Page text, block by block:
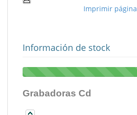
Imprimir página
Información de stock
Grabadoras Cd